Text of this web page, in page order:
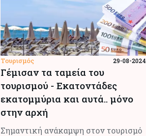
Τουρισμός 29-08-2024
Γέμισαν τα ταμεία του
τουρισμού - Εκατοντάδες
εκατομμύρια και αυτά.. μόνο
στην αρχή
Σημαντική ανάκαμψη στον τουρισμό